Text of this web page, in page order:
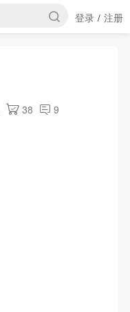
登录 / 注册
38 9